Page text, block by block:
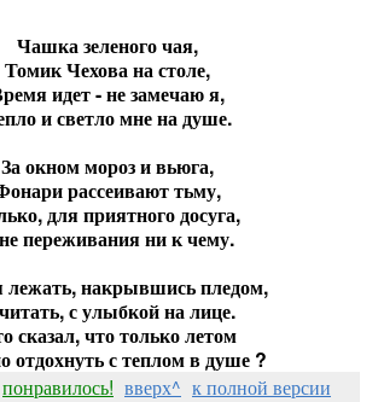
Чашка зеленого чая,
Томик Чехова на столе,
идет - не замечаю я,
и светло мне на душе.
За окном мороз и вьюга,
рассеивают тьму,
для приятного досуга,
переживания ни к чему.
лежать, накрывшись пледом,
с улыбкой на лице.
сказал, что только летом
отдохнуть с теплом в душе ?
понравилось! вверх^ к полной версии